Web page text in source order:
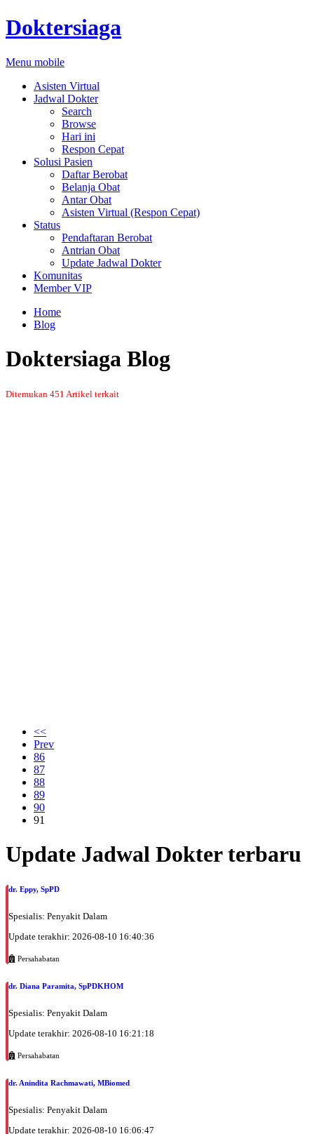
Doktersiaga
Menu mobile
Asisten Virtual
Jadwal Dokter
Search
Browse
Hari ini
Respon Cepat
Solusi Pasien
Daftar Berobat
Belanja Obat
Antar Obat
Asisten Virtual (Respon Cepat)
Status
Pendaftaran Berobat
Antrian Obat
Update Jadwal Dokter
Komunitas
Member VIP
Home
Blog
Doktersiaga Blog
Ditemukan 451 Artikel terkait
<<
Prev
86
87
88
89
90
91
Update Jadwal Dokter terbaru
dr. Eppy, SpPD
Spesialis: Penyakit Dalam
Update terakhir: 2026-08-10 16:40:36
Persahabatan
dr. Diana Paramita, SpPDKHOM
Spesialis: Penyakit Dalam
Update terakhir: 2026-08-10 16:21:18
Persahabatan
dr. Anindita Rachmawati, MBiomed
Spesialis: Penyakit Dalam
Update terakhir: 2026-08-10 16:06:47